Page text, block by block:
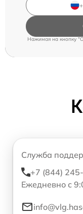
Нажимая на кнопку
Служба
+7 (844)
Ежедневно с